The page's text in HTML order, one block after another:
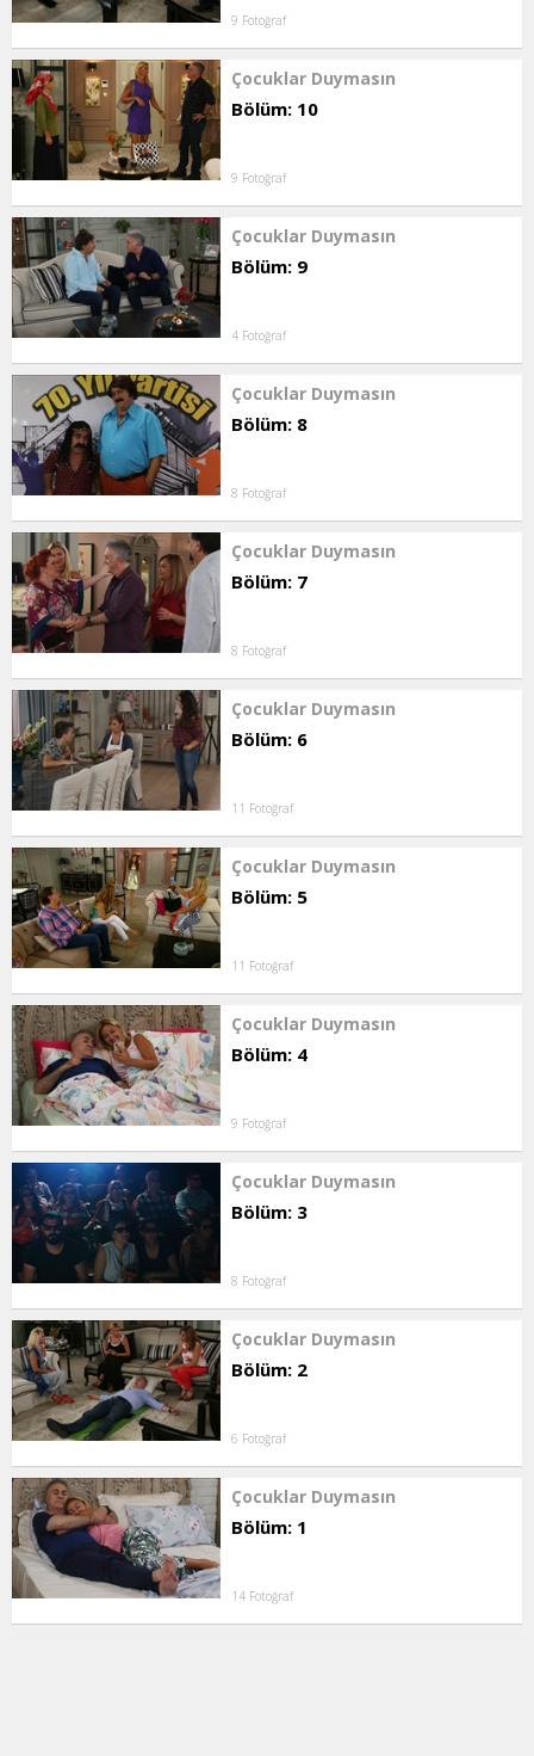
9 Fotoğraf
Çocuklar Duymasın
Bölüm: 10
9 Fotoğraf
Çocuklar Duymasın
Bölüm: 9
4 Fotoğraf
Çocuklar Duymasın
Bölüm: 8
8 Fotoğraf
Çocuklar Duymasın
Bölüm: 7
8 Fotoğraf
Çocuklar Duymasın
Bölüm: 6
11 Fotoğraf
Çocuklar Duymasın
Bölüm: 5
11 Fotoğraf
Çocuklar Duymasın
Bölüm: 4
9 Fotoğraf
Çocuklar Duymasın
Bölüm: 3
8 Fotoğraf
Çocuklar Duymasın
Bölüm: 2
6 Fotoğraf
Çocuklar Duymasın
Bölüm: 1
14 Fotoğraf